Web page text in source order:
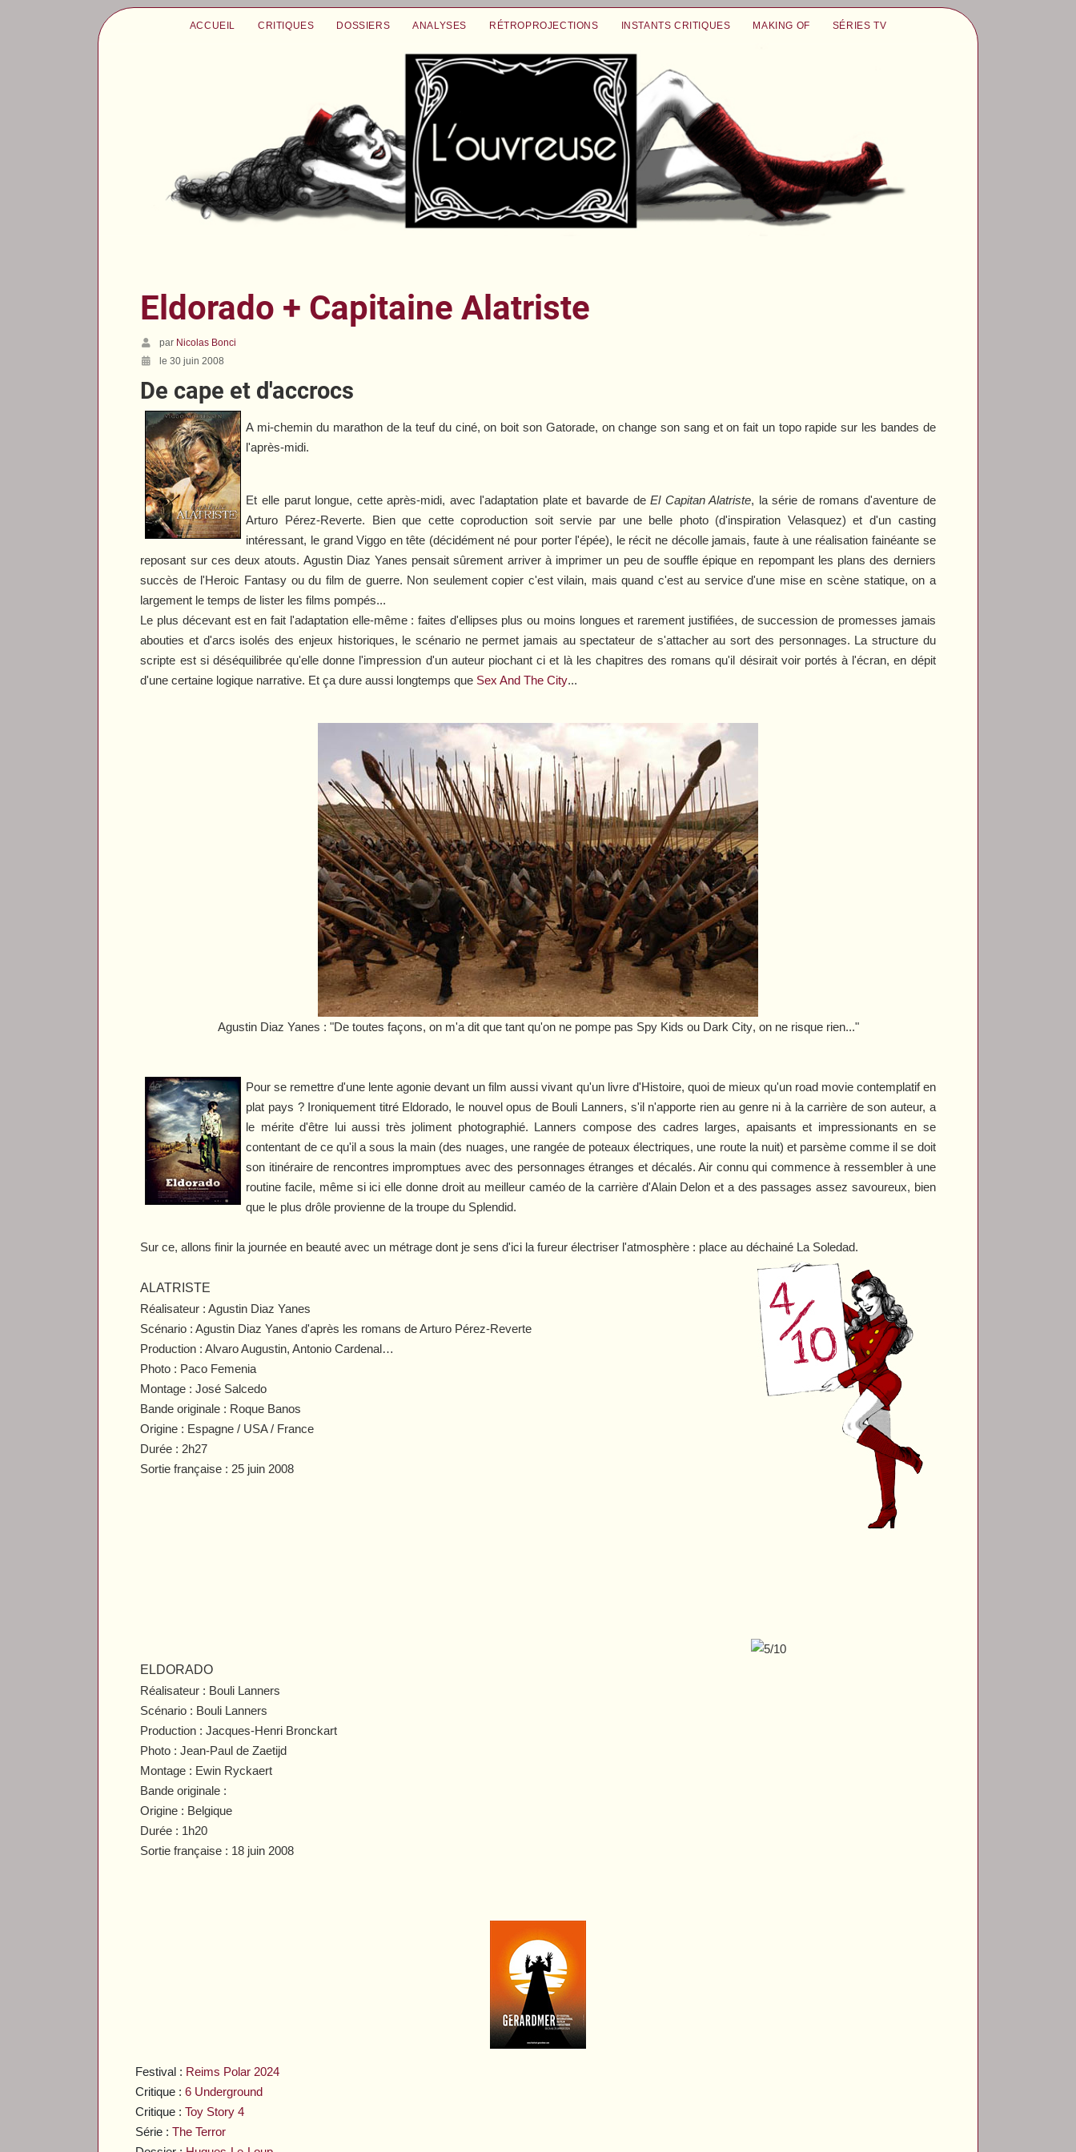
ACCUEIL CRITIQUES DOSSIERS ANALYSES RÉTROPROJECTIONS INSTANTS CRITIQUES MAKING OF SÉRIES TV
Festival : Reims Polar 2024
Critique :6 Underground
Critique :Toy Story 4
Série :The Terror
Eldorado + Capitaine Alatriste
par Nicolas Bonci
le 30 juin 2008
De cape et d'accrocs
A mi-chemin du marathon de la teuf du ciné, on boit son Gatorade, on change son sang et on fait un topo rapide sur les bandes de
l'après-midi.
Et elle parut longue, cette après-midi, avec l'adaptation plate et bavarde deEl Capitan Alatriste, la série de romans d'aventure de
Arturo Pérez-Reverte. Bien que cette coproduction soit servie par une belle photo (d'inspiration Velasquez) et d'un casting
intéressant, le grand Viggo en tête (décidément né pour porter l'épée), le récit ne décolle jamais, faute à une réalisation fainéante se
reposant sur ces deux atouts. Agustin Diaz Yanes pensait sûrement arriver à imprimer un peu de souffle épique en repompant les plans des derniers
succès de l'Heroic Fantasy ou du film de guerre. Non seulement copier c'est vilain, mais quand c'est au service d'une mise en scène statique, on a
largement le temps de lister les films pompés...
Le plus décevant est en fait l'adaptation elle-même : faites d'ellipses plus ou moins longues et rarement justifiées, de succession de promesses jamais
abouties et d'arcs isolés des enjeux historiques, le scénario ne permet jamais au spectateur de s'attacher au sort des personnages. La structure du
scripte est si déséquilibrée qu'elle donne l'impression d'un auteur piochant ci et là les chapitres des romans qu'il désirait voir portés à l'écran, en dépit
d'une certaine logique narrative. Et ça dure aussi longtemps que Sex And The City...
Agustin Diaz Yanes : "De toutes façons, on m'a dit que tant qu'on ne pompe pas Spy Kids ou Dark City, on ne risque rien..."
Pour se remettre d'une lente agonie devant un film aussi vivant qu'un livre d'Histoire, quoi de mieux qu'un road movie contemplatif en
plat pays ? Ironiquement titré Eldorado, le nouvel opus de Bouli Lanners, s'il n'apporte rien au genre ni à la carrière de son auteur, a
le mérite d'être lui aussi très joliment photographié. Lanners compose des cadres larges, apaisants et impressionants en se
contentant de ce qu'il a sous la main (des nuages, une rangée de poteaux électriques, une route la nuit) et parsème comme il se doit
son itinéraire de rencontres impromptues avec des personnages étranges et décalés. Air connu qui commence à ressembler à une
routine facile, même si ici elle donne droit au meilleur caméo de la carrière d'Alain Delon et a des passages assez savoureux, bien
que le plus drôle provienne de la troupe du Splendid.
Sur ce, allons finir la journée en beauté avec un métrage dont je sens d'ici la fureur électriser l'atmosphère : place au déchainé La Soledad.
ALATRISTE
Réalisateur : Agustin Diaz Yanes
Scénario : Agustin Diaz Yanes d'après les romans de Arturo Pérez-Reverte
Production : Alvaro Augustin, Antonio Cardenal…
Photo : Paco Femenia
Montage : José Salcedo
Bande originale : Roque Banos
Origine : Espagne / USA / France
Durée : 2h27
Sortie française : 25 juin 2008
ELDORADO
Réalisateur : Bouli Lanners
Scénario : Bouli Lanners
Production : Jacques-Henri Bronckart
Photo : Jean-Paul de Zaetijd
Montage : Ewin Ryckaert
Bande originale :
Origine : Belgique
Durée : 1h20
Sortie française : 18 juin 2008